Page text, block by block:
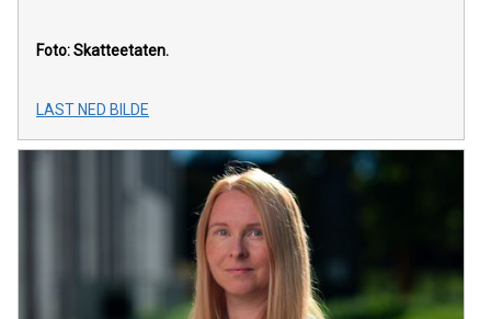
Foto: Skatteetaten.
LAST NED BILDE